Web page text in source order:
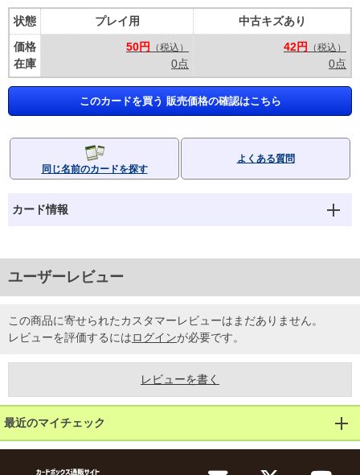
状態
価格
在庫
プレイ用
50円
（税込）
0点
中古キズあり
42円
（税込）
0点
このカードを買う 販売価格の確認はこちら
同じ名前のカードを探す
よくある質問
カード情報
ユーザーレビュー
この商品に寄せられたカスタマーレビューはまだありません。
レビューを評価するにはログインが必要です。
レビューを書く
最近のマイチェック